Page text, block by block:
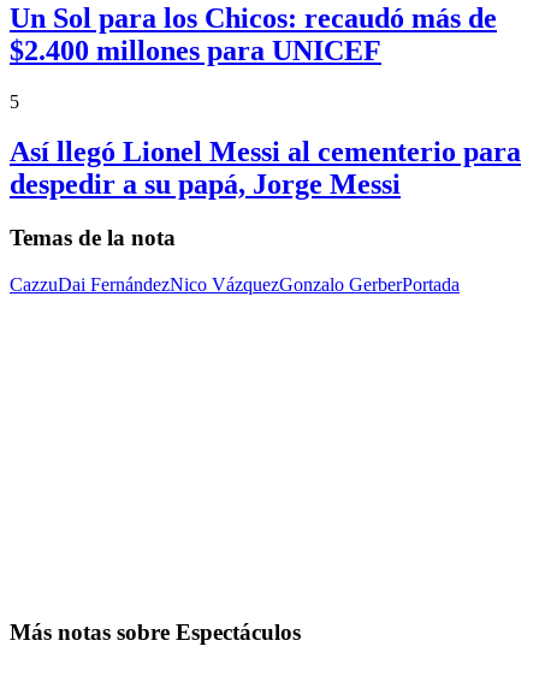
Un Sol para los Chicos: recaudó más de
$2.400 millones para UNICEF
5
Así llegó Lionel Messi al cementerio para
despedir a su papá, Jorge Messi
Temas de la nota
CazzuDai FernándezNico VázquezGonzalo GerberPortada
Más notas sobre Espectáculos